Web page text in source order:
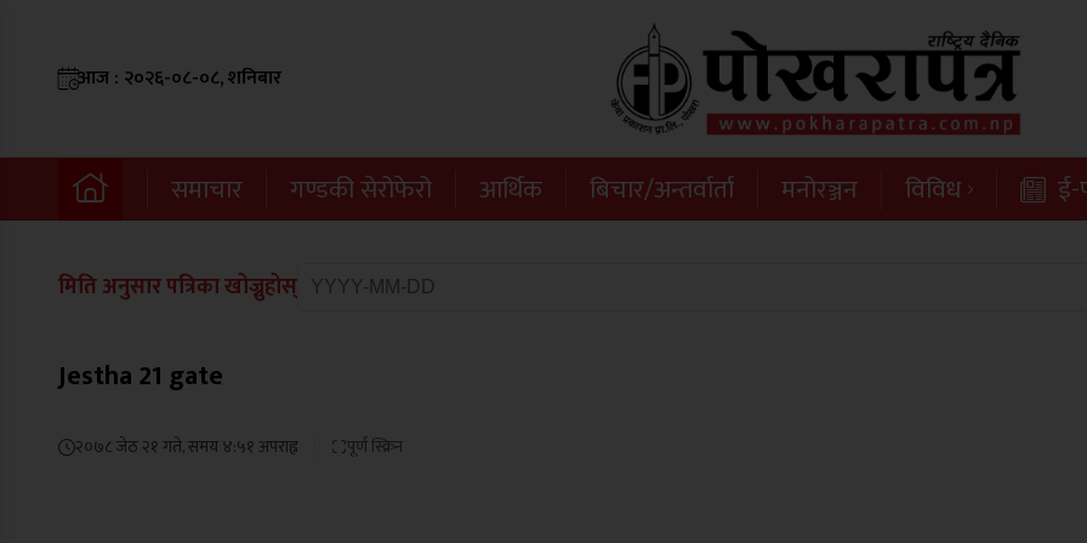
आज : २०२६-०८-०८, शनिबार
समाचार गण्डकी सेरोफेरो आर्थिक बिचार/अन्तर्वार्ता मनोरञ्जन विविध ई-
मिति अनुसार पत्रिका खोज्नुहोस्
Jestha 21 gate
२०७८ जेठ २१ गते, समय ४:५१ अपराह्न पूर्ण स्क्रिन